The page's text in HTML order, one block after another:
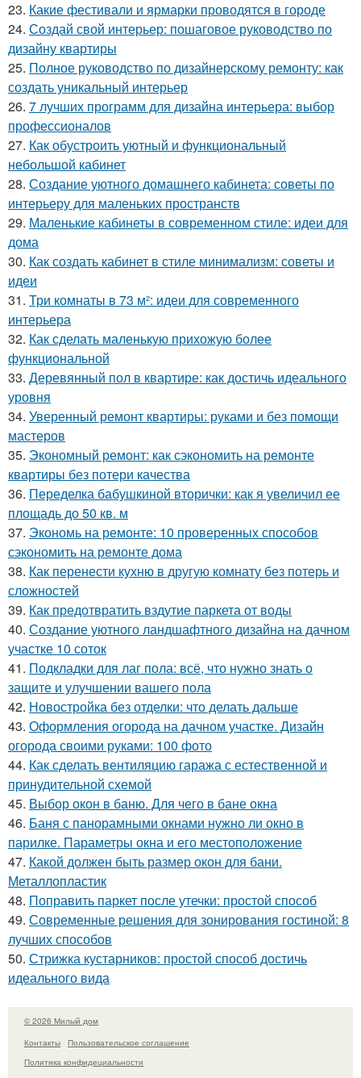
23. Какие фестивали и ярмарки проводятся в городе
24. Создай свой интерьер: пошаговое руководство по
дизайну квартиры
25. Полное руководство по дизайнерскому ремонту: как
создать уникальный интерьер
26. 7 лучших программ для дизайна интерьера: выбор
профессионалов
27. Как обустроить уютный и функциональный
небольшой кабинет
28. Создание уютного домашнего кабинета: советы по
интерьеру для маленьких пространств
29. Маленькие кабинеты в современном стиле: идеи для
дома
30. Как создать кабинет в стиле минимализм: советы и
идеи
31. Три комнаты в 73 м²: идеи для современного
интерьера
32. Как сделать маленькую прихожую более
функциональной
33. Деревянный пол в квартире: как достичь идеального
уровня
34. Уверенный ремонт квартиры: руками и без помощи
мастеров
35. Экономный ремонт: как сэкономить на ремонте
квартиры без потери качества
36. Переделка бабушкиной вторички: как я увеличил ее
площадь до 50 кв. м
37. Экономь на ремонте: 10 проверенных способов
сэкономить на ремонте дома
38. Как перенести кухню в другую комнату без потерь и
сложностей
39. Как предотвратить вздутие паркета от воды
40. Создание уютного ландшафтного дизайна на дачном
участке 10 соток
41. Подкладки для лаг пола: всё, что нужно знать о
защите и улучшении вашего пола
42. Новостройка без отделки: что делать дальше
43. Оформления огорода на дачном участке. Дизайн
огорода своими руками: 100 фото
44. Как сделать вентиляцию гаража с естественной и
принудительной схемой
45. Выбор окон в баню. Для чего в бане окна
46. Баня с панорамными окнами нужно ли окно в
парилке. Параметры окна и его местоположение
47. Какой должен быть размер окон для бани.
Металлопластик
48. Поправить паркет после утечки: простой способ
49. Современные решения для зонирования гостиной: 8
лучших способов
50. Стрижка кустарников: простой способ достичь
идеального вида
© 2026 Милый дом
Контакты
Пользовательское соглашение
Политика конфидециальности